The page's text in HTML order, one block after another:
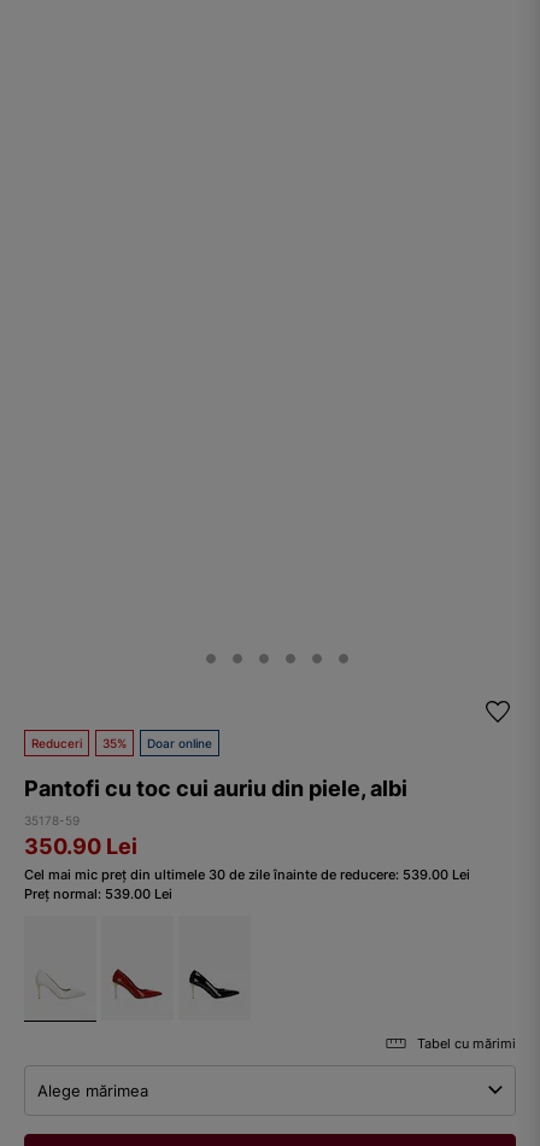
Reduceri 35% Doar online
Pantofi cu toc cui auriu din piele, albi
35178-59
350.90 Lei
Cel mai mic preț din ultimele 30 de zile înainte de reducere: 539.00 Lei
Preț normal: 539.00 Lei
Tabel cu mărimi
Alege mărimea